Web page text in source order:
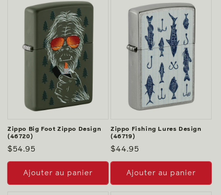
Zippo Big Foot Zippo Design
(46720)
Prix
habituel
$54.95
Ajouter au panier
Zippo Fishing Lures Design
(46719)
Prix
habituel
$44.95
Ajouter au panier